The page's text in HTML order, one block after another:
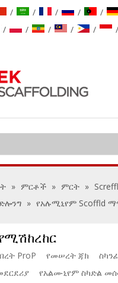
/ / / / /
/
/ / / / /
» ምርቶች » ምርት »
» የአሉሚኒየም Scoffld
ProP የመሠረት ጃክ
የአልሙኒየም ስካድል